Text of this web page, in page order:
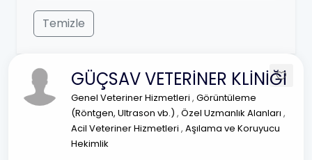
Temizle
GÜÇSAV VETERİNER KLİNİĞİ
Genel Veteriner Hizmetleri , Görüntüleme
(Röntgen, Ultrason vb.) , Özel Uzmanlık Alanları ,
Acil Veteriner Hizmetleri , Aşılama ve Koruyucu
Hekimlik